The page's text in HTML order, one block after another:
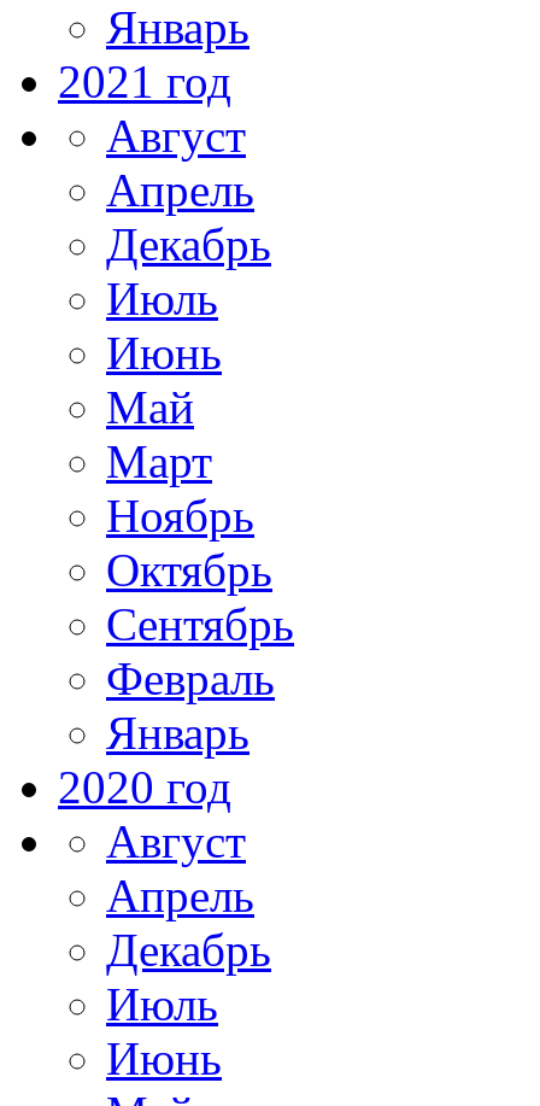
Январь
2021 год
Август
Апрель
Декабрь
Июль
Июнь
Май
Март
Ноябрь
Октябрь
Сентябрь
Февраль
Январь
2020 год
Август
Апрель
Декабрь
Июль
Июнь